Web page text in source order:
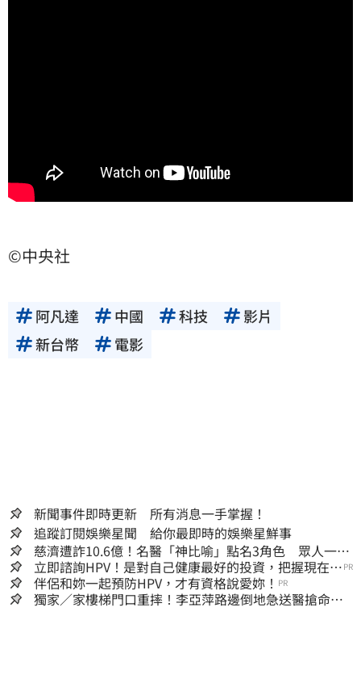
©中央社
阿凡達 中國 科技
影片
新台幣
電影
新聞事件即時更新 所有消息一手掌握！
追蹤訂閱娛樂星聞 給你最即時的娛樂星鮮事
慈濟遭詐10.6億！名醫「神比喻」點名3角色 眾人一看
秒懂讚：好傳神
立即諮詢HPV！是對自己健康最好的投資，把握現在不
嫌晚！
PR
伴侶和妳一起預防HPV，才有資格說愛妳！ PR
獨家／家樓梯門口重摔！李亞萍路邊倒地急送醫搶命